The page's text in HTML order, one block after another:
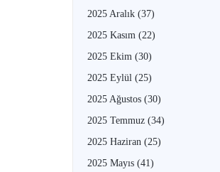
2025 Aralık (37)
2025 Kasım (22)
2025 Ekim (30)
2025 Eylül (25)
2025 Ağustos (30)
2025 Temmuz (34)
2025 Haziran (25)
2025 Mayıs (41)